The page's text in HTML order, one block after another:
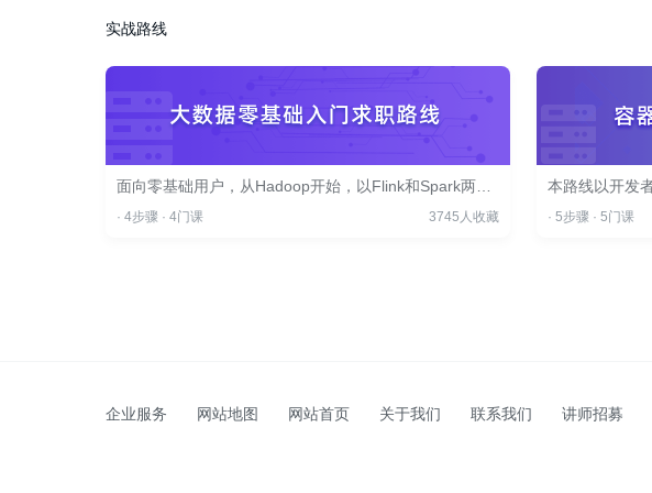
实战路线
· 4步骤 · 4门课 3745人收藏 · 5步骤 · 5门课
企业服务 网站地图 网站首页 关于我们 联系我们 讲师招募